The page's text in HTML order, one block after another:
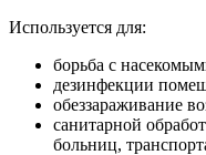
Используется для:
борьба с
дезинфекции
обеззараживание
санитарной
больниц,